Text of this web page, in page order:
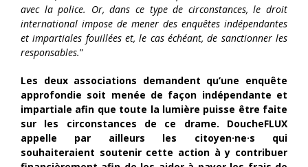
avec la police. Or, dans ce type de circonstances, le droit
international impose de mener des enquêtes indépendantes
et impartiales fouillées et, le cas échéant, de sanctionner les
responsables.”
Les deux associations demandent qu’une enquête
approfondie soit menée de façon indépendante et
impartiale afin que toute la lumière puisse être faite
sur les circonstances de ce drame. DoucheFLUX
appelle par ailleurs les citoyen·ne·s qui
souhaiteraient soutenir cette action à y contribuer